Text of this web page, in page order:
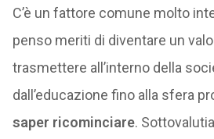
C’è un fattore comune molto
penso meriti di diventare un
trasmettere all’interno della
dall’educazione fino alla sfera
saper ricominciare.